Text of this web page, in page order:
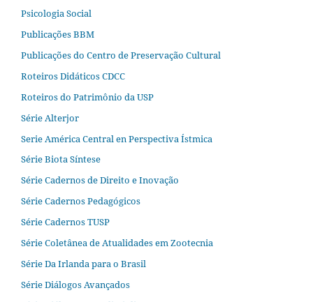
Psicologia Social
Publicações BBM
Publicações do Centro de Preservação Cultural
Roteiros Didáticos CDCC
Roteiros do Patrimônio da USP
Série Alterjor
Serie América Central en Perspectiva Ístmica
Série Biota Síntese
Série Cadernos de Direito e Inovação
Série Cadernos Pedagógicos
Série Cadernos TUSP
Série Coletânea de Atualidades em Zootecnia
Série Da Irlanda para o Brasil
Série Diálogos Avançados